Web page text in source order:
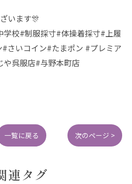
います🎊
学校#制服採寸#体操着採寸#上履
さいコイン#たまポン #プレミア
や呉服店#与野本町店
一覧に戻る 次のページ >
連タグ